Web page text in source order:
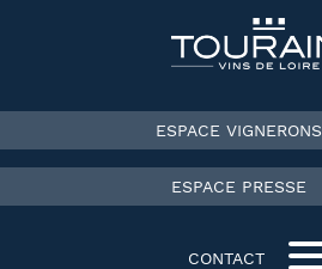
ESPACE VIGNERONS
ESPACE PRESSE
CONTACT